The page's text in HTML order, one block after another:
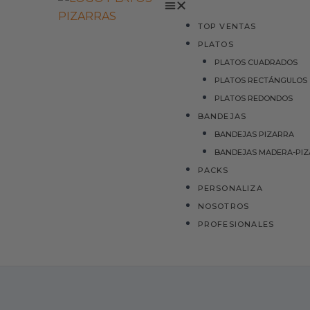
TOP VENTAS
PLATOS
PLATOS CUADRADOS
PLATOS RECTÁNGULOS
PLATOS REDONDOS
BANDEJAS
BANDEJAS PIZARRA
BANDEJAS MADERA-
PACKS
PERSONALIZA
NOSOTROS
PROFESIONALES